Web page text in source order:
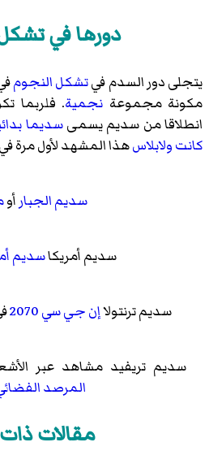
دورها في
يتجلى دور السدم فيتشكل النجوم
مكونة مجموعة نجمية. فلربما
انطلاقا من سديم يسمىسديما
كانتولابلاسهذا المشهد لأول مرة
سديم الجبار أو
سديم أمريكاسديم
سديم ترنتولاإن جي سي 2070
سديم تريفيد مشاهد عبر
المرصد
مقالات